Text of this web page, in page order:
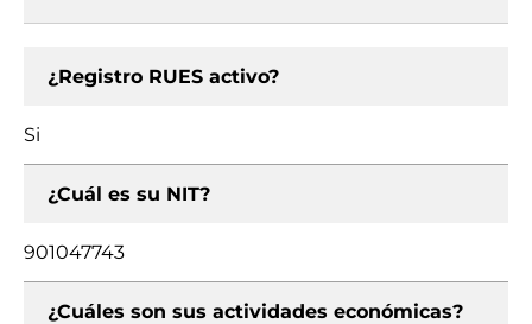
¿Registro RUES activo?
Si
¿Cuál es su NIT?
901047743
¿Cuáles son sus actividades económicas?